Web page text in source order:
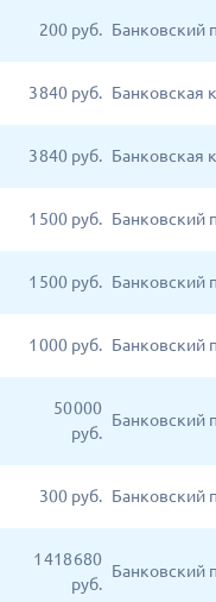
200 руб. Банковский
3 840 руб. Банковская
3 840 руб. Банковская
1 500 руб. Банковский
1 500 руб. Банковский
1 000 руб. Банковский
50 000
руб.
Банковский
300 руб. Банковский
1 418 680
руб.
Банковский